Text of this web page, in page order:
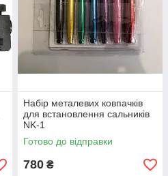
Набір металевих ковпачків
для встановлення сальників
NK-1
Готово до відправки
780 ₴